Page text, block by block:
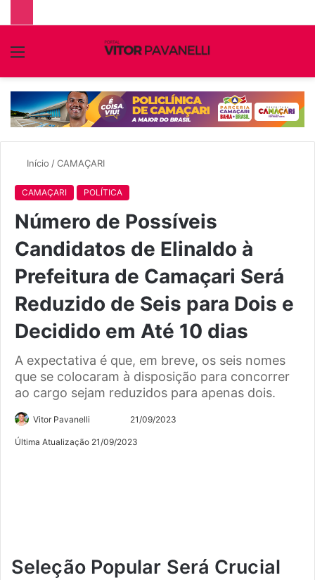
Menu
Início /CAMAÇARI
CAMAÇARI POLÍTICA
Número de Possíveis
Candidatos de Elinaldo à
Prefeitura de Camaçari Será
Reduzido de Seis para Dois e
Decidido em Até 10 dias
A expectativa é que, em breve, os seis nomes
que se colocaram à disposição para concorrer
ao cargo sejam reduzidos para apenas dois.
Vitor Pavanelli
no
Mande
um
21/09/2023
Última Atualização 21/09/2023
Seleção Popular Será Crucial